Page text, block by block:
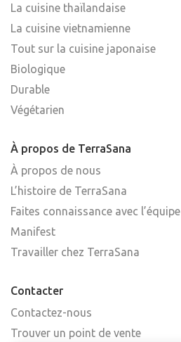
La cuisine thaïlandaise
La cuisine vietnamienne
Tout sur la cuisine japonaise
Biologique
Durable
Végétarien
À propos de TerraSana
À propos de nous
L’histoire de TerraSana
Faites connaissance avec l’équipe
Manifest
Travailler chez TerraSana
Contacter
Contactez-nous
Trouver un point de vente